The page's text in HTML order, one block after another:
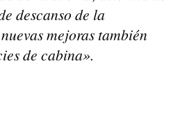
descanso de la
mejoras también
de cabina».